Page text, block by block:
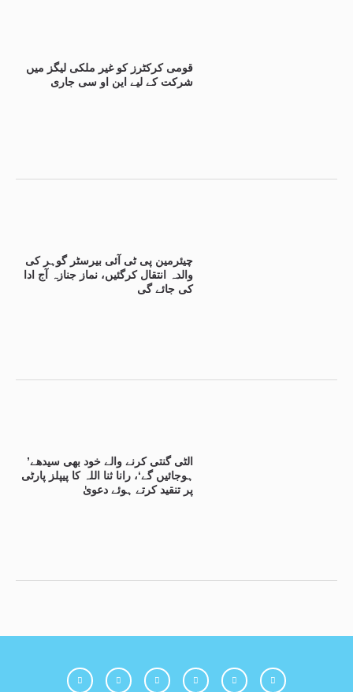
قومی کرکٹرز کو غیر ملکی لیگز میں
شرکت کے لیے این او سی جاری
چیئرمین پی ٹی آئی بیرسٹر گوہر کی
والدہ انتقال کرگئیں، نماز جنازہ آج ادا
کی جائے گی
’الٹی گنتی کرنے والے خود بھی سیدھے
ہوجائیں گے‘، رانا ثنا اللہ کا پیپلز پارٹی
پر تنقید کرتے ہوئے دعویٰ